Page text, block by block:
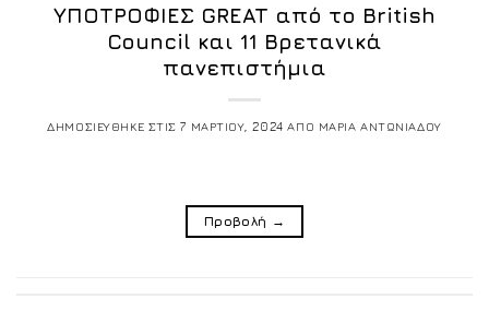
ΥΠΟΤΡΟΦΙΕΣ GREAT από το British
Council και 11 Βρετανικά
πανεπιστήμια
ΔΗΜΟΣΙΕΥΘΗΚΕ ΣΤΙΣ7 ΜΑΡΤΙΟΥ, 2024 ΑΠΟ ΜΑΡΙΑ ΑΝΤΩΝΙΑΔΟΥ
Προβολή →